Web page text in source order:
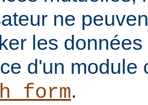
ne
les
d'un module
.